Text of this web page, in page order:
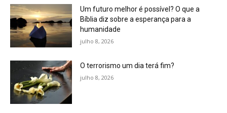
Um futuro melhor é possível? O que a
Bíblia diz sobre a esperança para a
humanidade
julho 8, 2026
O terrorismo um dia terá fim?
julho 8, 2026